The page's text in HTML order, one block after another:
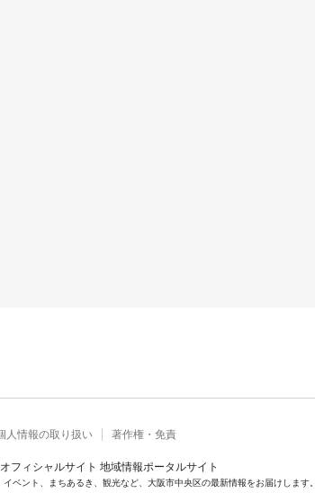
人情報の取り扱い 著作権・免責
フィシャルサイト 地域情報ポータルサイト
ベント、まちあるき、観光など、大阪市中央区の最新情報をお届けします。